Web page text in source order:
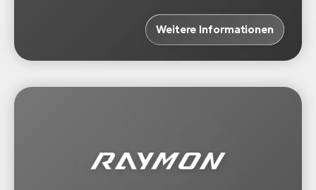
Weitere Informationen